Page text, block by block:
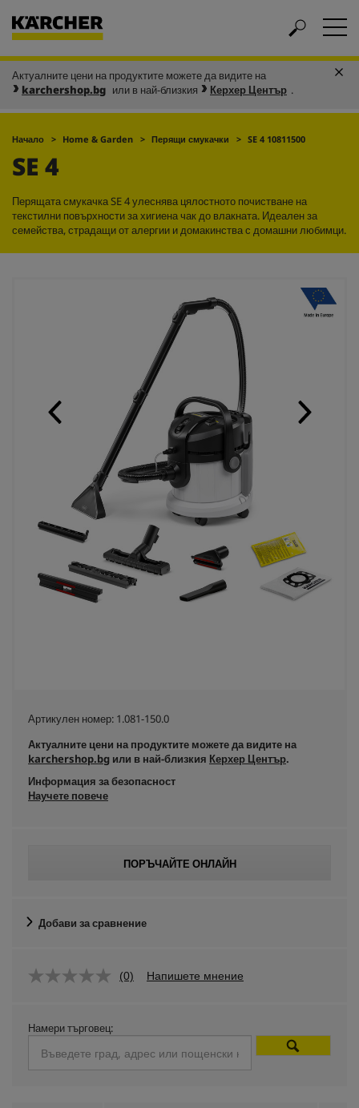
Актуалните цени на продуктите можете да видите на
karchershop.bg или в най-близкия Керхер Център .
Начало Home & Garden Перящи смукачки SE 4 10811500
SE 4
Перящата смукачка SE 4 улеснява цялостното почистване на
текстилни повърхности за хигиена чак до влакната. Идеален за
семейства, страдащи от алергии и домакинства с домашни любимци.
Артикулен номер: 1.081-150.0
Актуалните цени на продуктите можете да видите на
karchershop.bg или в най-близкия Керхер Център.
Информация за безопасност
Научете повече
ПОРЪЧАЙТЕ ОНЛАЙН
Добави за сравнение
(0) Напишете мнение
Намери търговец: